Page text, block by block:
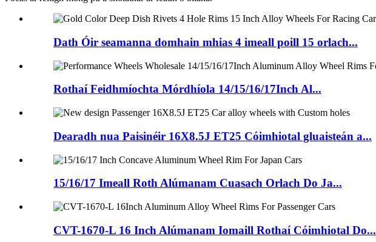
Dath Óir seamanna domhain mhias 4 imeall poill 15 orlach...
Rothaí Feidhmíochta Mórdhíola 14/15/16/17Inch Al...
Dearadh nua Paisinéir 16X8.5J ET25 Cóimhiotal gluaisteán a...
15/16/17 Imeall Roth Alúmanam Cuasach Orlach Do Ja...
CVT-1670-L 16 Inch Alúmanam Iomaill Rothaí Cóimhiotal Do...